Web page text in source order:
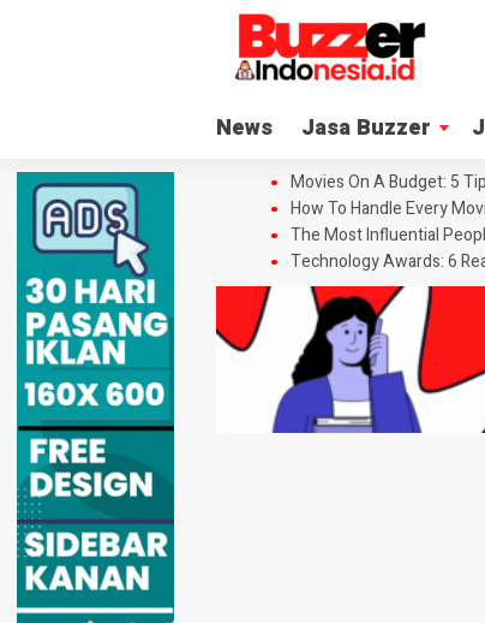
News Jasa Buzzer
Movies On A Budget: 5
How To Handle Every
The Most Influential
Technology Awards: 6